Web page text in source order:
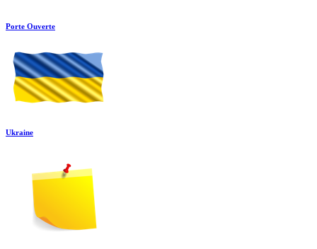
Porte Ouverte
Ukraine